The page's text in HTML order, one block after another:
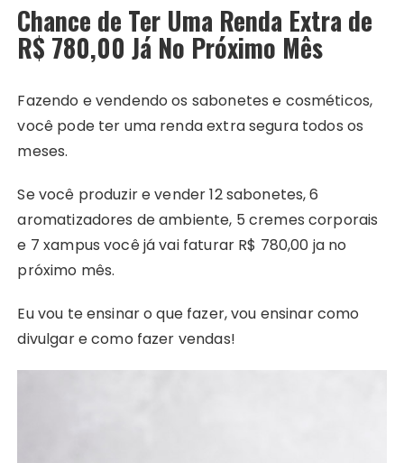
Chance de Ter Uma Renda Extra de
R$ 780,00 Já No Próximo Mês
Fazendo e vendendo os sabonetes e cosméticos,
você pode ter uma renda extra segura todos os
meses.
Se você produzir e vender 12 sabonetes, 6
aromatizadores de ambiente, 5 cremes corporais
e 7 xampus você já vai faturar R$ 780,00 ja no
próximo mês.
Eu vou te ensinar o que fazer, vou ensinar como
divulgar e como fazer vendas!